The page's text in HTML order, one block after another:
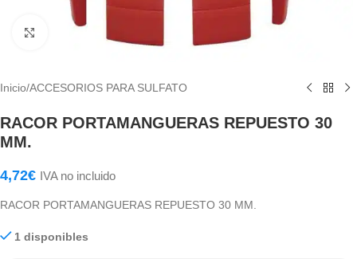
Inicio/ACCESORIOS PARA SULFATO
RACOR PORTAMANGUERAS REPUESTO 30
MM.
4,72€ IVA no incluido
RACOR PORTAMANGUERAS REPUESTO 30 MM.
1 disponibles